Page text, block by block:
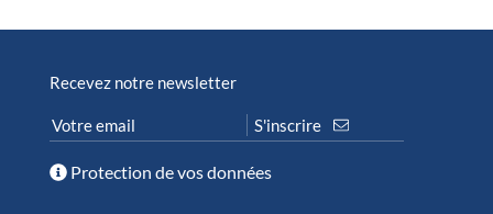
Recevez notre newsletter
Protection de vos données